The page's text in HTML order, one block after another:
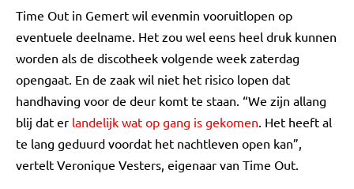
Time Out in Gemert wil evenmin vooruitlopen op
eventuele deelname. Het zou wel eens heel druk kunnen
worden als de discotheek volgende week zaterdag
opengaat. En de zaak wil niet het risico lopen dat
handhaving voor de deur komt te staan. “We zijn allang
blij dat er landelijk wat op gang is gekomen. Het heeft al
te lang geduurd voordat het nachtleven open kan”,
vertelt Veronique Vesters, eigenaar van Time Out.